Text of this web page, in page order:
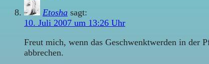
Etosha sagt:
10. Juli 2007 um 13:26 Uhr
Freut mich, wenn das Geschwenktwerden in der
abbrechen.